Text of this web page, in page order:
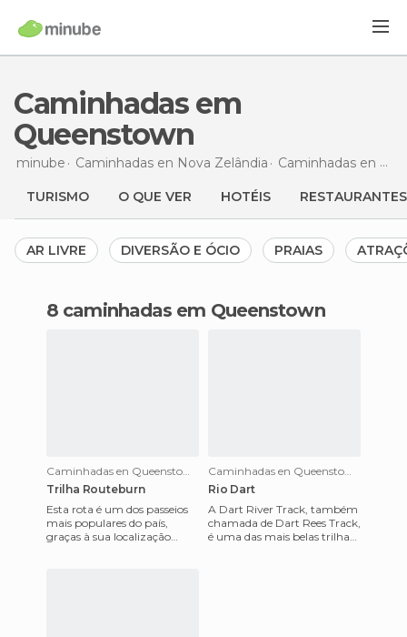
Caminhadas em
Queenstown
minube Caminhadas en Nova Zelândia Caminhadas en
TURISMO O QUE VER HOTÉIS RESTAURANTES
AR LIVRE DIVERSÃO E ÓCIO PRAIAS
8 caminhadas em Queenstown
Caminhadas en Queenstown
Trilha Routeburn
Esta rota é um dos passeios
mais populares do país,
graças à sua localização
Caminhadas en Queenstown
Rio Dart
A Dart River Track, também
chamada de Dart Rees Track,
é uma das mais belas trilhas